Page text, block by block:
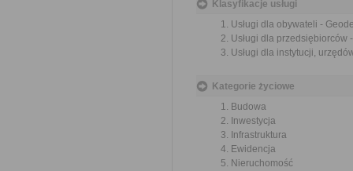
Klasyfikacje usługi
Usługi dla obywateli -
Usługi dla
Usługi dla instytucji,
Kategorie życiowe
Budowa
Inwestycja
Infrastruktura
Ewidencja
Nieruchomość